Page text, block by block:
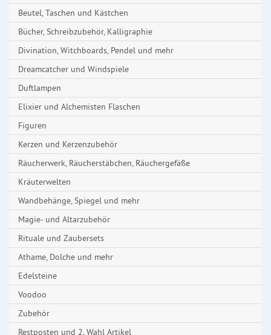
Beutel, Taschen und Kästchen
Bücher, Schreibzubehör, Kalligraphie
Divination, Witchboards, Pendel und mehr
Dreamcatcher und Windspiele
Duftlampen
Elixier und Alchemisten Flaschen
Figuren
Kerzen und Kerzenzubehör
Räucherwerk, Räucherstäbchen, Räuchergefäße
Kräuterwelten
Wandbehänge, Spiegel und mehr
Magie- und Altarzubehör
Rituale und Zaubersets
Athame, Dolche und mehr
Edelsteine
Voodoo
Zubehör
Restposten und 2. Wahl Artikel